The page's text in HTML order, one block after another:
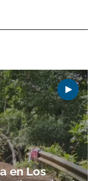
boletín.
ACEPTAR
en Los